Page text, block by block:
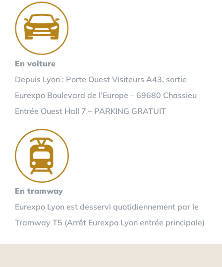
En voiture
Depuis Lyon : Porte Ouest Visiteurs A43, sortie
Eurexpo Boulevard de l’Europe – 69680 Chassieu
Entrée Ouest Hall 7 – PARKING GRATUIT
En tramway
Eurexpo Lyon est desservi quotidiennement par le
Tramway T5 (Arrêt Eurexpo Lyon entrée principale)